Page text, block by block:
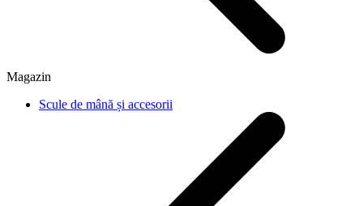
Magazin
Scule de mână și accesorii